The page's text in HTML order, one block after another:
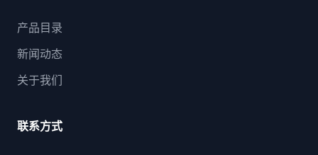
产品目录
新闻动态
关于我们
联系方式